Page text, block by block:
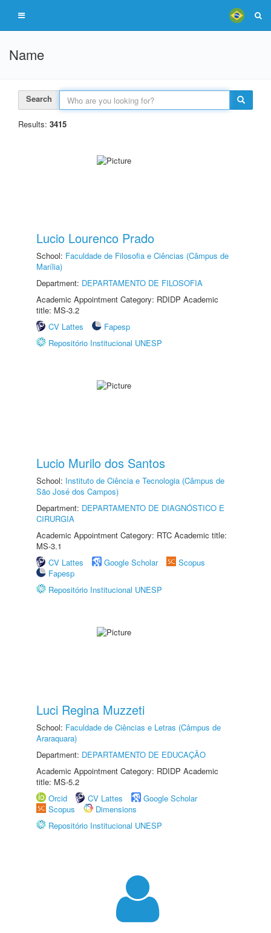
Name
Search
Results: 3415
Lucio Lourenco Prado
School: Faculdade de Filosofia e Ciências (Câmpus de
Marília)
Department: DEPARTAMENTO DE FILOSOFIA
Academic Appointment Category: RDIDP Academic
title: MS-3.2
CV Lattes
Fapesp
Repositório Institucional UNESP
Lucio Murilo dos Santos
School: Instituto de Ciência e Tecnologia (Câmpus de
São José dos Campos)
Department: DEPARTAMENTO DE DIAGNÓSTICO E
CIRURGIA
Academic Appointment Category: RTC Academic title:
MS-3.1
CV Lattes
Google Scholar
Scopus
Fapesp
Repositório Institucional UNESP
Luci Regina Muzzeti
School: Faculdade de Ciências e Letras (Câmpus de
Araraquara)
Department: DEPARTAMENTO DE EDUCAÇÃO
Academic Appointment Category: RDIDP Academic
title: MS-5.2
Orcid
CV Lattes
Google Scholar
Scopus
Dimensions
Repositório Institucional UNESP